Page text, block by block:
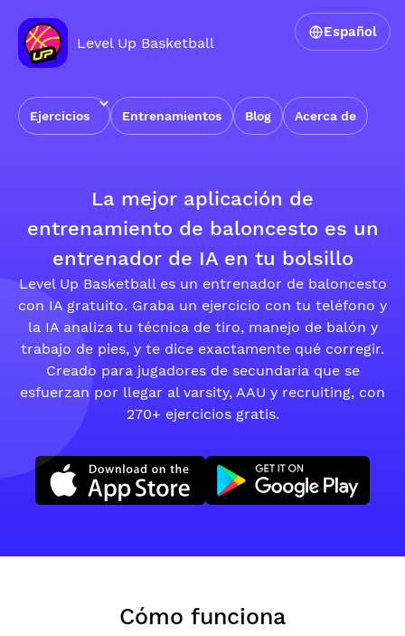
Level Up Basketball
Ejercicios Entrenamientos Blog Acerca de
Español
La mejor aplicación de
entrenamiento de baloncesto es un
entrenador de IA en tu bolsillo
Level Up Basketball es un entrenador de baloncesto
con IA gratuito. Graba un ejercicio con tu teléfono y
la IA analiza tu técnica de tiro, manejo de balón y
trabajo de pies, y te dice exactamente qué corregir.
Creado para jugadores de secundaria que se
esfuerzan por llegar al varsity, AAU y recruiting, con
270+ ejercicios gratis.
Descárgalo en la App StoreConsíguelo en Google Play
Cómo funciona